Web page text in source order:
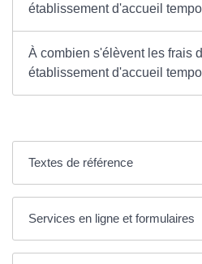
établissement d'accueil
À combien s'élèvent les frais
établissement d'accueil
Textes de référence
Services en ligne et formulaires